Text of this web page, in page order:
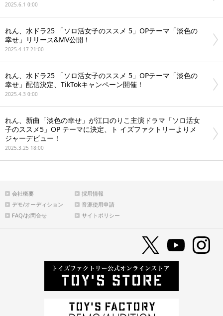
2025.6.1 0:00
れん、水ドラ25 「ソロ活女子のススメ 5」OPテーマ「淡色の
幸せ」リリース&MV公開！
2025.4.17 21:00
れん、水ドラ25 「ソロ活女子のススメ 5」OPテーマ「淡色の
幸せ」配信決定、TikTokキャンペーン開催！
2025.4.3 0:00
れん、新曲「淡色の幸せ」が江口のりこ主演ドラマ「ソロ活女
子のススメ5」OP テーマに決定、ト イズファクトリーよりメ
ジャーデビュー！
2025.3.25 18:00
会社概要
採用情報
デモ/オーディション
音源使用申請
FAQ/お問合せ
サイトポリシー